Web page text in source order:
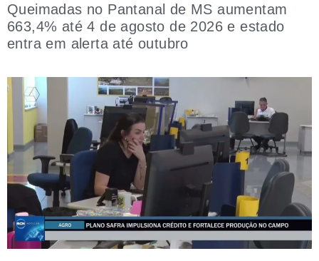
Queimadas no Pantanal de MS aumentam
663,4% até 4 de agosto de 2026 e estado
entra em alerta até outubro